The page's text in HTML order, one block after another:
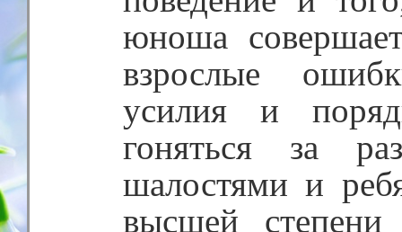
юноша
взрослые
усилия и
гоняться за
шалостями и
высшей степени